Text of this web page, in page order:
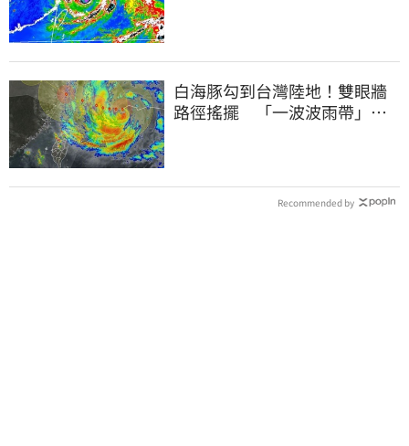
白海豚勾到台灣陸地！雙眼牆
路徑搖擺 「一波波雨帶」開
Recommended by